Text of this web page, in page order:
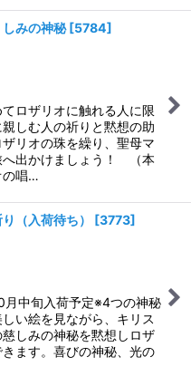
みの神秘 [5784]
ロザリオに触れる人に限
しむ人の祈りと黙想の助
リオの珠を繰り、聖母マ
へ出かけましょう！ （本
の唱…
（入荷待ち） [3773]
中旬入荷予定※4つの神秘
い絵を見ながら、キリス
しみの神秘を黙想しロザ
ます。喜びの神秘、光の